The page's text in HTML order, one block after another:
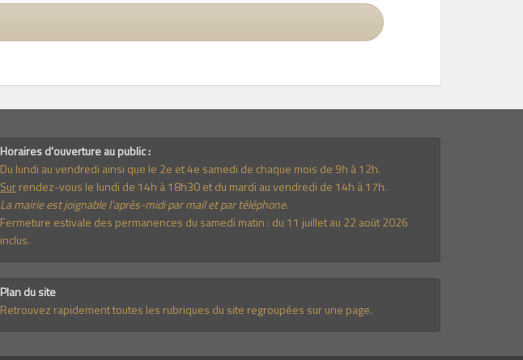
Horaires d'ouverture au public :
Du lundi au vendredi ainsi que le 2e et 4e samedi de chaque mois de 9h à 12h.
Surrendez-vous le lundi de 14h à 18h30 et du mardi au vendredi de 14h à 17h.
La mairie est joignable l'après-midi par mail et par téléphone.
Fermeture estivale des permanences du samedi matin : du 11 juillet au 22 août 2026
inclus.
Plan du site
Retrouvez rapidement toutes les rubriques du site regroupées sur une page.